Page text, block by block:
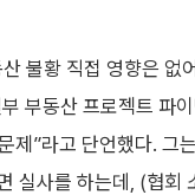
불황 직접 영향은 없
부동산 프로젝트 파
제”라고 단언했다. 그
실사를 하는데, (협